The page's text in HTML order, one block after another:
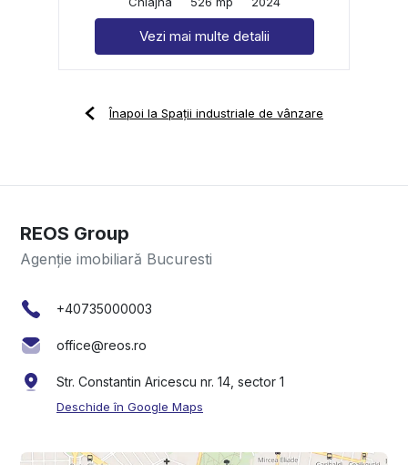
Vezi mai multe detalii
Înapoi la Spații industriale de vânzare
REOS Group
Agenție imobiliară Bucuresti
+40735000003
office@reos.ro
Str. Constantin Aricescu nr. 14, sector 1
Deschide în Google Maps